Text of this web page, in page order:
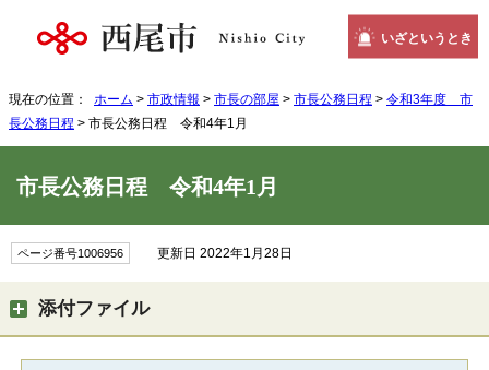
いざというとき
現在の位置： ホーム > 市政情報 > 市長の部屋 > 市長公務日程 > 令和3年度 市
長公務日程 > 市長公務日程 令和4年1月
市長公務日程 令和4年1月
ページ番号1006956 更新日 2022年1月28日
添付ファイル